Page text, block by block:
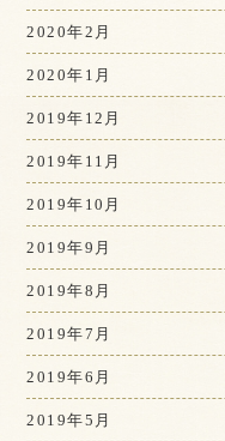
2020年2月
2020年1月
2019年12月
2019年11月
2019年10月
2019年9月
2019年8月
2019年7月
2019年6月
2019年5月